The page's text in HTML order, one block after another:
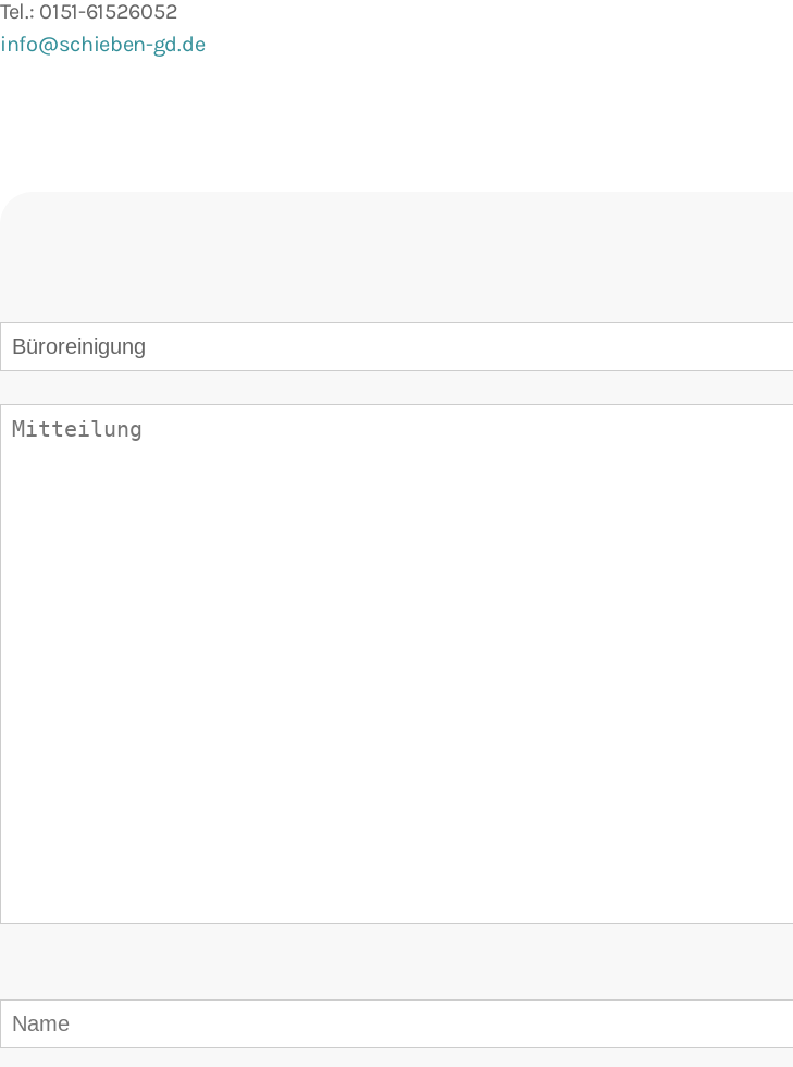
Tel.: 0151-61526052
info@schieben-gd.de